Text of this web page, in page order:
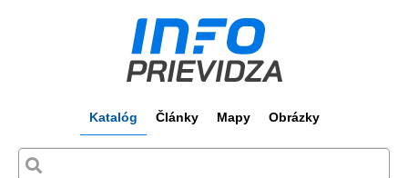
Katalóg Články Mapy Obrázky